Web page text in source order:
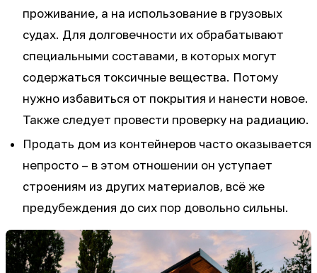
проживание, а на использование в грузовых
судах. Для долговечности их обрабатывают
специальными составами, в которых могут
содержаться токсичные вещества. Потому
нужно избавиться от покрытия и нанести новое.
Также следует провести проверку на радиацию.
Продать дом из контейнеров часто оказывается
непросто – в этом отношении он уступает
строениям из других материалов, всё же
предубеждения до сих пор довольно сильны.